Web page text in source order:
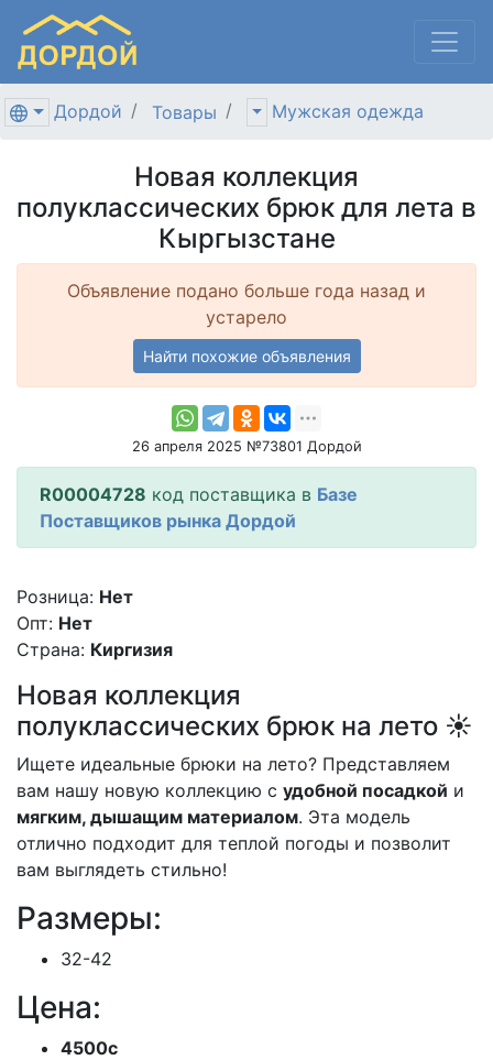
Дордой Товары Мужская одежда
Новая коллекция
полуклассических брюк для лета в
Кыргызстане
Объявление подано больше года назад и
устарело
Найти похожие объявления
26 апреля 2025 №73801 Дордой
R00004728 код поставщика в Базе
Поставщиков рынка Дордой
Розница: Нет
Опт: Нет
Страна: Киргизия
Новая коллекция
полуклассических брюк на лето ☀️
Ищете идеальные брюки на лето? Представляем
вам нашу новую коллекцию с удобной посадкой и
мягким, дышащим материалом. Эта модель
отлично подходит для теплой погоды и позволит
вам выглядеть стильно!
Размеры:
32-42
Цена:
4500с